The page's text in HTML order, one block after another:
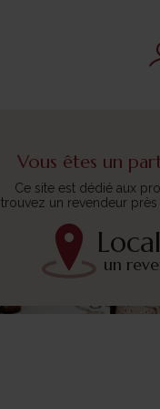
Vous êtes un
Ce site est dédié aux
trouvez un revendeur près
un